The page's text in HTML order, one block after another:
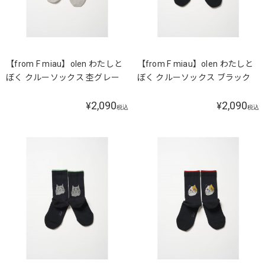
【from F miau】olen わたしと
ぼく クルーソックス 杢グレー
¥2,090税込
【from F miau】olen わたしと
ぼく クルーソックス ブラック
¥2,090税込